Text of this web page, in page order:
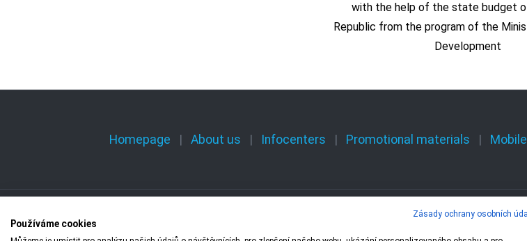
Homepage About us Infocenters Promotional materials
with the help of the state budget
Republic from the program of the
Development
Copyright © 2009 – 1 Olomoucký kraj,Centrála
Zásady ochrany osobních
Používáme cookies